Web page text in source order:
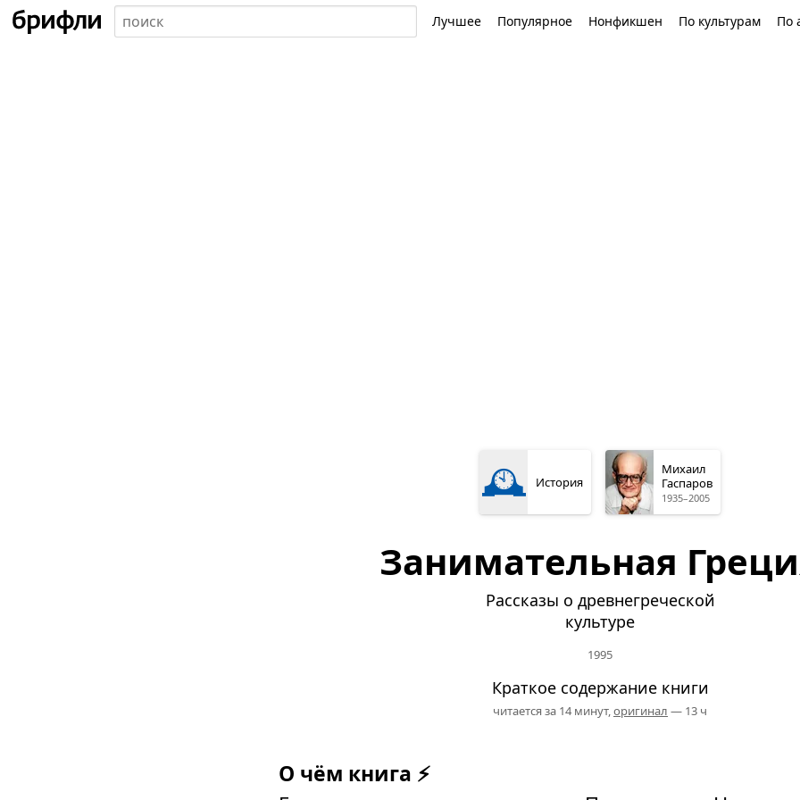
Лучшее Популярное Нонфикшен По культурам По
🕰️ История
Михаил
Гаспаров
1935–2005
Занимательная
Рассказы о древнегреческой
культуре
1995
Краткое содержание книги
читается за 14 минут,оригинал — 13 ч
О чём книга ⚡